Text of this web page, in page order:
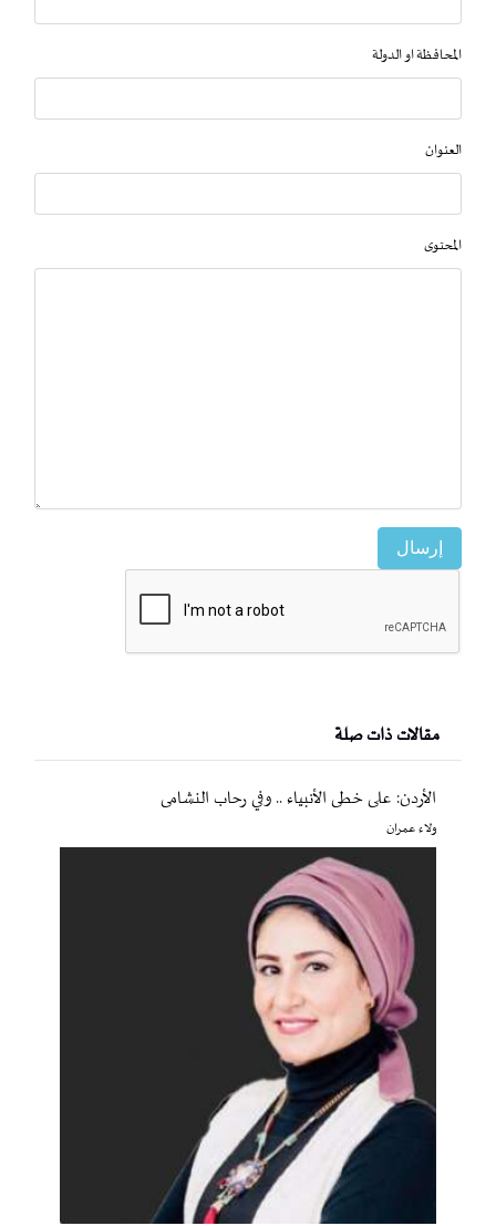
المحافظة او الدولة
العنوان
المحتوى
إرسال
مقالات ذات صلة
الأردن: على خطى الأنبياء .. وفي رحاب النشامى
ولاء عمران